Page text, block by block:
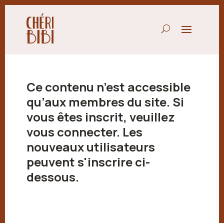
Ce contenu n’est accessible
qu’aux membres du site. Si
vous êtes inscrit, veuillez
vous connecter. Les
nouveaux utilisateurs
peuvent s'inscrire ci-
dessous.